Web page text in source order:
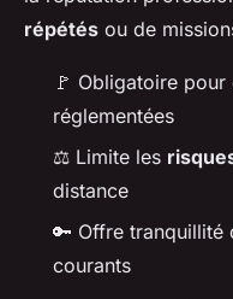
répétés ou de
🚩 Obligatoire
réglementées
⚖️ Limite les
distance
🔑 Offre tranquillité
courants